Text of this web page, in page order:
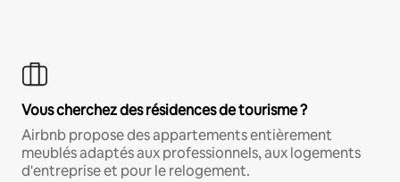
Vous cherchez des résidences de tourisme ?
Airbnb propose des appartements entièrement
meublés adaptés aux professionnels, aux logements
d'entreprise et pour le relogement.